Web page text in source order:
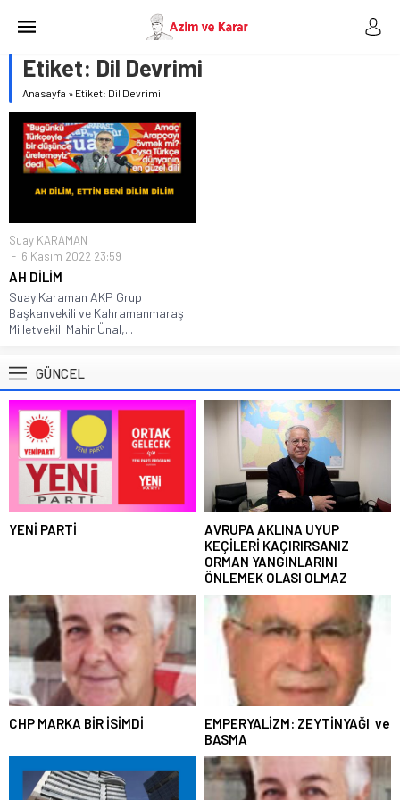
Etiket: Dil Devrimi
Anasayfa » Etiket: Dil Devrimi
Suay KARAMAN
6 Kasım 2022 23:59
AH DİLİM
Suay Karaman AKP Grup
Başkanvekili ve Kahramanmaraş
Milletvekili Mahir Ünal,...
GÜNCEL
YENİ PARTİ
AVRUPA AKLINA UYUP
KEÇİLERİ KAÇIRIRSANIZ
ORMAN YANGINLARINI
ÖNLEMEK OLASI OLMAZ
CHP MARKA BİR İSİMDİ
EMPERYALİZM: ZEYTİNYAĞI ve
BASMA